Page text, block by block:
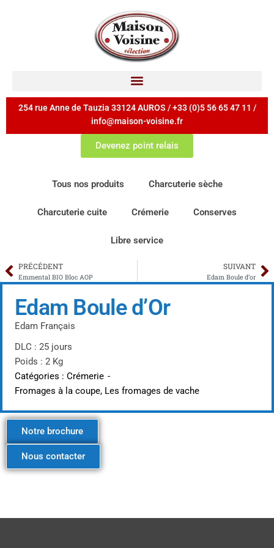
254 rue Anne de Tauzia 33124 AUROS / +33 (0)5 56 65 47 11 /
info@maison-voisine.fr
Devenez point relais
Tous nos produits Charcuterie sèche
Charcuterie cuite Crémerie Conserves
Libre service
PRÉCÉDENT
Emmental BIO Bloc AOP
SUIVANT
Edam Boule d’or
Edam Boule d’Or
Edam Français
DLC : 25 jours
Poids : 2 Kg
Catégories : Crémerie -
Fromages à la coupe, Les fromages de vache
Notre brochure
Nous contacter